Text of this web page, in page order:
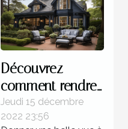
Découvrez
comment rendre
magnifique
l’extérieur de
Jeudi 15 décembre
2022 23:56